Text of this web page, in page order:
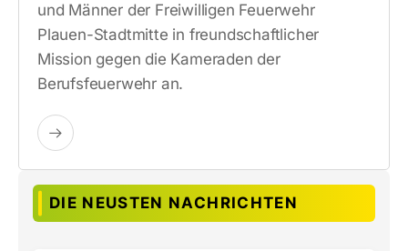
und Männer der Freiwilligen Feuerwehr
Plauen-Stadtmitte in freundschaftlicher
Mission gegen die Kameraden der
Berufsfeuerwehr an.
DIE NEUSTEN NACHRICHTEN